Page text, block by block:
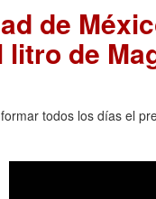
de
de
todos los días el